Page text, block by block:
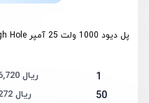
پل دیود 1000 ولت 25 آمپر Through Hole با پکیج GBJ
1 1,026,720 ریال
50 958,272 ریال